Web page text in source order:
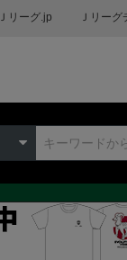
Ｊリーグ.jp Ｊリーグ